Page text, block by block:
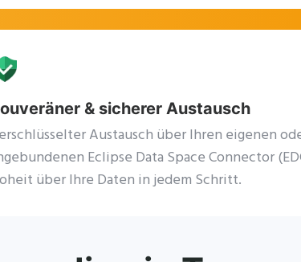
& sicherer Austausch
Austausch über Ihren eigenen
Eclipse Data Space Connector
über Ihre Daten in jedem Schritt.